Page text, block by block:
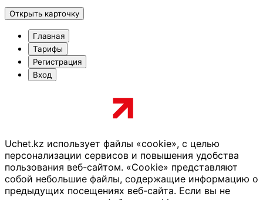
Открыть карточку
Главная
Тарифы
Регистрация
Вход
Uchet.kz использует файлы «cookie», с целью
персонализации сервисов и повышения удобства
пользования веб-сайтом. «Cookie» представляют
собой небольшие файлы, содержащие информацию о
предыдущих посещениях веб-сайта. Если вы не